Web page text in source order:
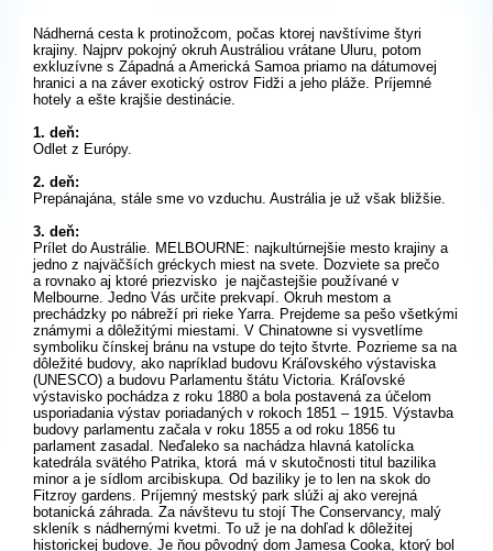
Nádherná cesta k protinožcom, počas ktorej navštívime štyri
krajiny. Najprv pokojný okruh Austráliou vrátane Uluru, potom
exkluzívne s Západná a Americká Samoa priamo na dátumovej
hranici a na záver exotický ostrov Fidži a jeho pláže. Príjemné
hotely a ešte krajšie destinácie.
1. deň:
Odlet z Európy.
2. deň:
Prepánajána, stále sme vo vzduchu. Austrália je už však bližšie.
3. deň:
Prílet do Austrálie. MELBOURNE: najkultúrnejšie mesto krajiny a
jedno z najväčších gréckych miest na svete. Dozviete sa prečo
a rovnako aj ktoré priezvisko je najčastejšie používané v
Melbourne. Jedno Vás určite prekvapí. Okruh mestom a
prechádzky po nábreží pri rieke Yarra. Prejdeme sa pešo všetkými
známymi a dôležitými miestami. V Chinatowne si vysvetlíme
symboliku čínskej bránu na vstupe do tejto štvrte. Pozrieme sa na
dôležité budovy, ako napríklad budovu Kráľovského výstaviska
(UNESCO) a budovu Parlamentu štátu Victoria. Kráľovské
výstavisko pochádza z roku 1880 a bola postavená za účelom
usporiadania výstav poriadaných v rokoch 1851 – 1915. Výstavba
budovy parlamentu začala v roku 1855 a od roku 1856 tu
parlament zasadal. Neďaleko sa nachádza hlavná katolícka
katedrála svätého Patrika, ktorá má v skutočnosti titul bazilika
minor a je sídlom arcibiskupa. Od baziliky je to len na skok do
Fitzroy gardens. Príjemný mestský park slúži aj ako verejná
botanická záhrada. Za návštevu tu stojí The Conservancy, malý
skleník s nádhernými kvetmi. To už je na dohľad k dôležitej
historickej budove. Je ňou pôvodný dom Jamesa Cooka, ktorý bol